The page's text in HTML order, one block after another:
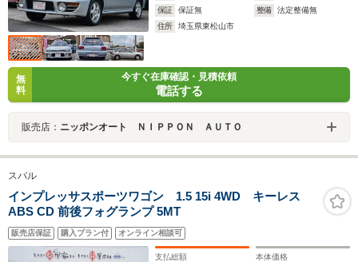
保証
保証無 整備
法定整備無
住所
埼玉県東松山市
無
料
今すぐ在庫確認・見積依頼
電話する
販売店： ニッポンオート ＮＩＰＰＯＮ ＡＵＴＯ
スバル
インプレッサスポーツワゴン 1.5 15i 4WD キーレス
ABS CD 前後フォグランプ 5MT
販売店保証 購入プラン付 オンライン相談可
支払総額 本体価格